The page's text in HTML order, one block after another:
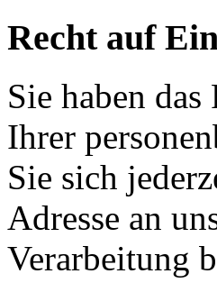
Recht auf
Sie haben
Ihrer
Sie sich
Adresse an
Verarbeitung